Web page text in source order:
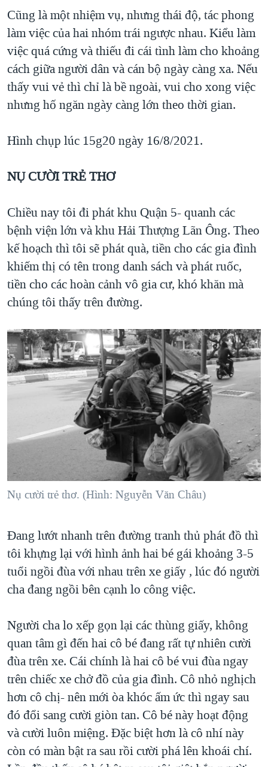
Cũng là một nhiệm vụ, nhưng thái độ, tác phong
làm việc của hai nhóm trái ngược nhau. Kiểu làm
việc quá cứng và thiếu đi cái tình làm cho khoảng
cách giữa người dân và cán bộ ngày càng xa. Nếu
thấy vui vẻ thì chỉ là bề ngoài, vui cho xong việc
nhưng hố ngăn ngày càng lớn theo thời gian.
Hình chụp lúc 15g20 ngày 16/8/2021.
NỤ CƯỜI TRẺ THƠ
Chiều nay tôi đi phát khu Quận 5- quanh các
bệnh viện lớn và khu Hải Thượng Lãn Ông. Theo
kế hoạch thì tôi sẽ phát quà, tiền cho các gia đình
khiếm thị có tên trong danh sách và phát ruốc,
tiền cho các hoàn cảnh vô gia cư, khó khăn mà
chúng tôi thấy trên đường.
Nụ cười trẻ thơ. (Hình: Nguyễn Văn Châu)
Đang lướt nhanh trên đường tranh thủ phát đồ thì
tôi khựng lại với hình ảnh hai bé gái khoảng 3-5
tuổi ngồi đùa với nhau trên xe giấy , lúc đó người
cha đang ngồi bên cạnh lo công việc.
Người cha lo xếp gọn lại các thùng giấy, không
quan tâm gì đến hai cô bé đang rất tự nhiên cười
đùa trên xe. Cái chính là hai cô bé vui đùa ngay
trên chiếc xe chở đồ của gia đình. Cô nhỏ nghịch
hơn cô chị- nên mới òa khóc ấm ức thì ngay sau
đó đổi sang cười giòn tan. Cô bé này hoạt động
và cười luôn miệng. Đặc biệt hơn là cô nhí này
còn có màn bật ra sau rồi cười phá lên khoái chí.